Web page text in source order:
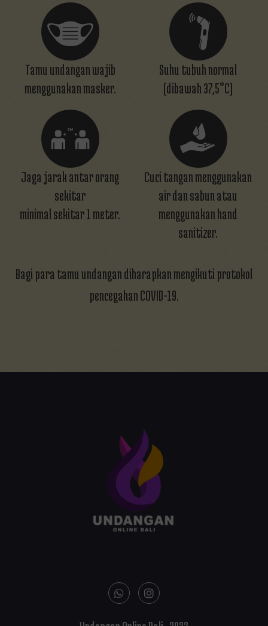
Tamu undangan wajib
menggunakan masker.
Jaga jarak antar orang
sekitar
minimal sekitar 1 meter.
Suhu tubuh normal
(dibawah 37,5°C)
Cuci tangan menggunakan
air dan sabun atau
menggunakan hand
sanitizer.
Bagi para tamu undangan diharapkan mengikuti protokol
pencegahan COVID-19.